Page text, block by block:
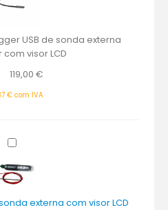
externa
com
visor
USB de sonda externa
visor LCD
119,00 €
€com IVA
Datalogger
de
sonda
externaexterna com visor LCD